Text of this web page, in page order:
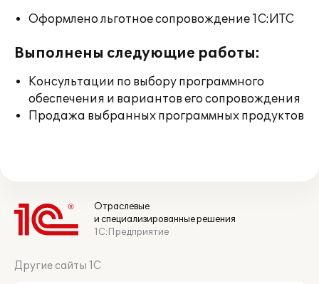
Оформлено льготное сопровождение 1С:ИТС
Выполнены следующие работы:
Консультации по выбору программного
обеспечения и вариантов его сопровождения
Продажа выбранных программных продуктов
Отраслевые
и специализированные решения
1С:Предприятие
Другие сайты 1С